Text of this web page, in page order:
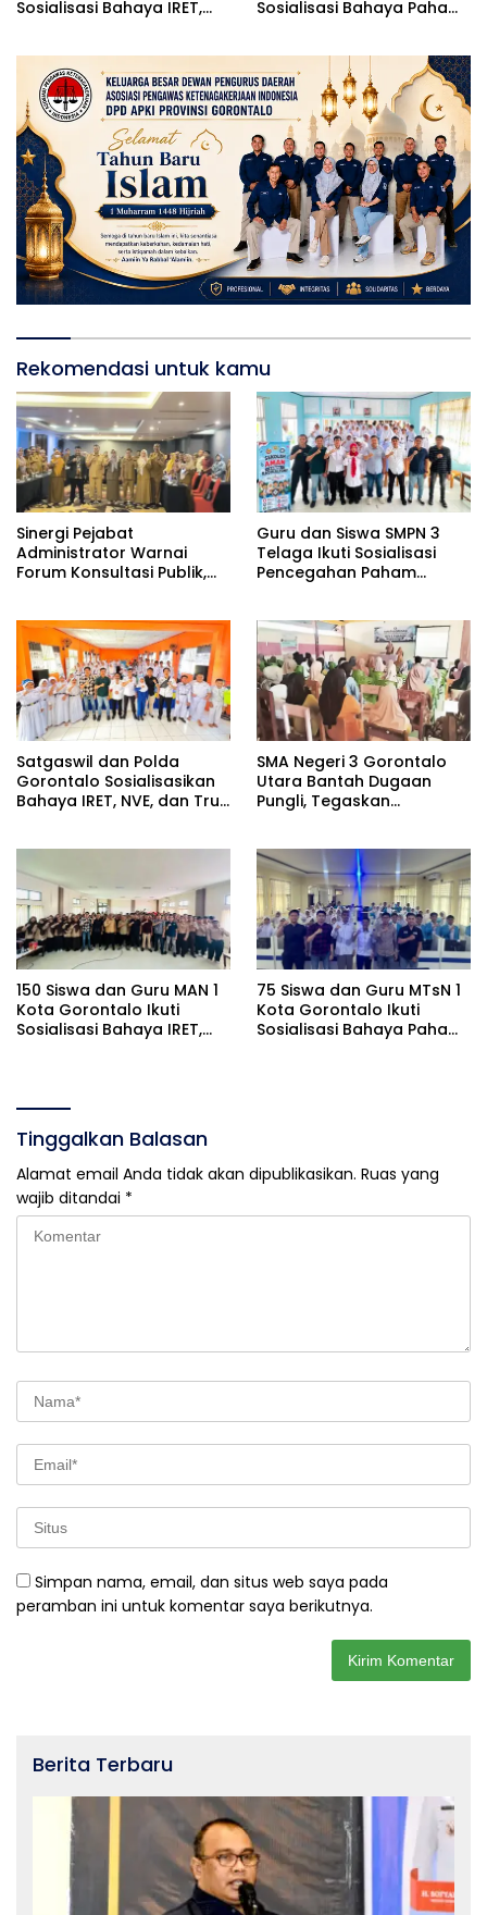
Sosialisasi Bahaya IRET,
Sosialisasi Bahaya Paham
Rekomendasi untuk kamu
Sinergi Pejabat
Administrator Warnai
Forum Konsultasi Publik,
Pelayanan
Guru dan Siswa SMPN 3
Telaga Ikuti Sosialisasi
Pencegahan Paham
Satgaswil dan Polda
Gorontalo Sosialisasikan
Bahaya IRET, NVE, dan True
SMA Negeri 3 Gorontalo
Utara Bantah Dugaan
Pungli, Tegaskan
Orang Tua dan Komite
150 Siswa dan Guru MAN 1
Kota Gorontalo Ikuti
Sosialisasi Bahaya IRET,
75 Siswa dan Guru MTsN 1
Kota Gorontalo Ikuti
Sosialisasi Bahaya Paham
Tinggalkan Balasan
Alamat email Anda tidak akan dipublikasikan. Ruas yang
wajib ditandai *
Simpan nama, email, dan situs web saya pada
peramban ini untuk komentar saya berikutnya.
Berita Terbaru